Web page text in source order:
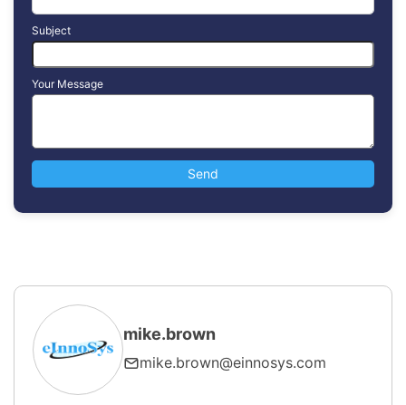
Subject
Your Message
mike.brown
mike.brown@einnosys.com